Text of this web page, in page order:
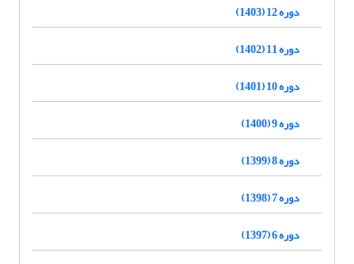
دوره 12 (1403)
دوره 11 (1402)
دوره 10 (1401)
دوره 9 (1400)
دوره 8 (1399)
دوره 7 (1398)
دوره 6 (1397)